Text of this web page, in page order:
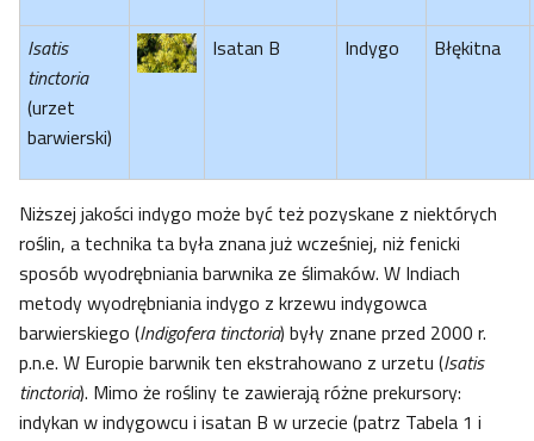
Isatis
tinctoria
(urzet
barwierski)
Isatan B Indygo Błękitna
Niższej jakości indygo może być też pozyskane z niektórych
roślin, a technika ta była znana już wcześniej, niż fenicki
sposób wyodrębniania barwnika ze ślimaków. W Indiach
metody wyodrębniania indygo z krzewu indygowca
barwierskiego (Indigofera tinctoria) były znane przed 2000 r.
p.n.e. W Europie barwnik ten ekstrahowano z urzetu (Isatis
tinctoria). Mimo że rośliny te zawierają różne prekursory:
indykan w indygowcu i isatan B w urzecie (patrz Tabela 1 i